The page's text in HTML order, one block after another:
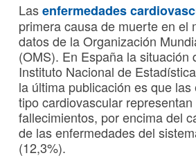
Lasenfermedades
primera causa de muerte en el
datos de la Organización
(OMS). En España la situación
Instituto Nacional de
la última publicación es que
tipo cardiovascular
fallecimientos, por encima del
de las enfermedades del
(12,3%).